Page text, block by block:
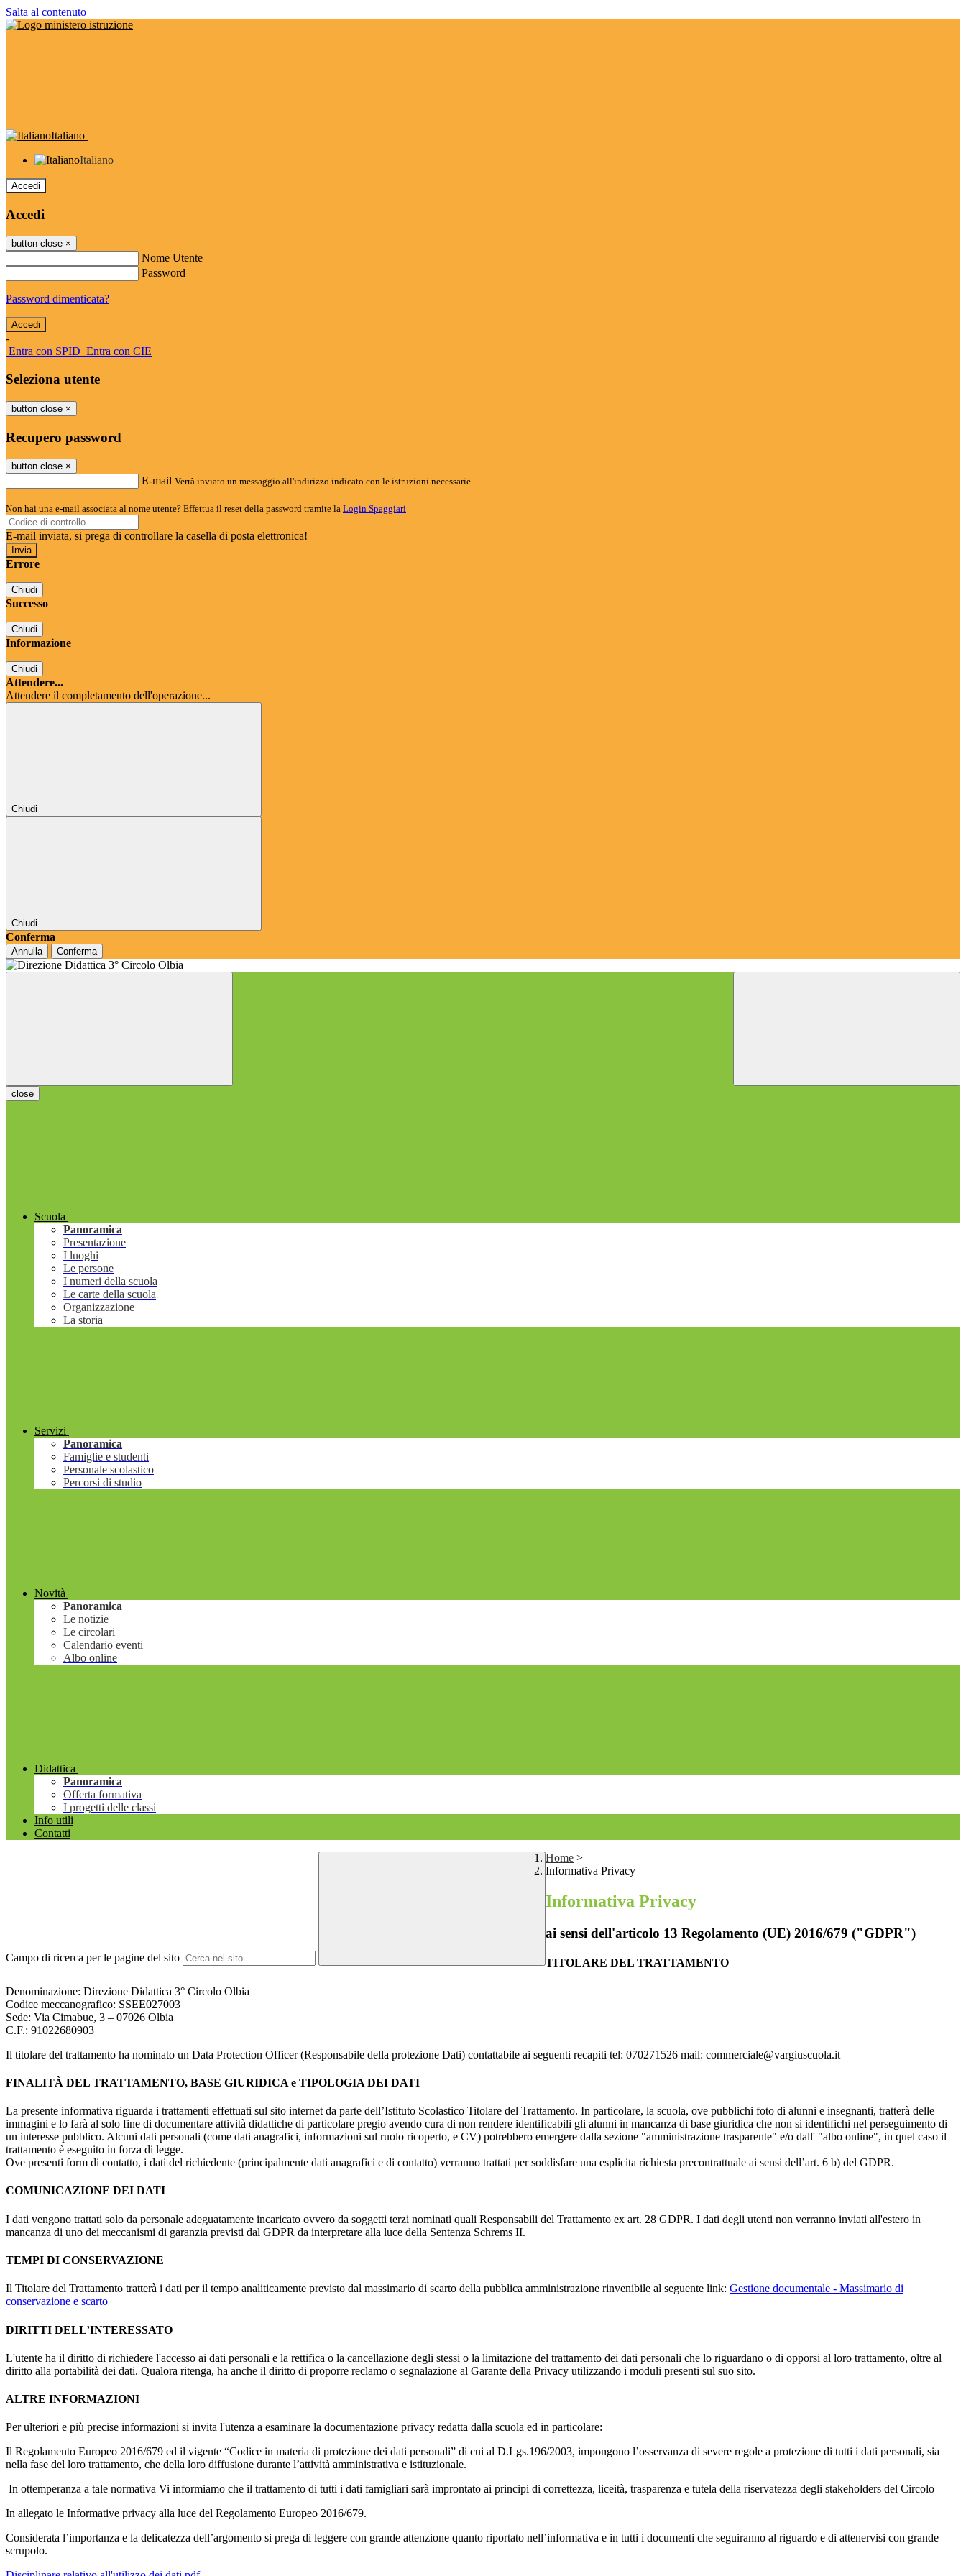
Salta al contenuto
Italiano
Italiano
Accedi
Accedi
button close ×
Nome Utente
Password
Password dimenticata?
-
Entra con SPID Entra con CIE
Seleziona utente
button close ×
Recupero password
button close ×
E-mail Verrà inviato un messaggio all'indirizzo indicato con le istruzioni necessarie.
Non hai una e-mail associata al nome utente? Effettua il reset della password tramite la Login Spaggiari
E-mail inviata, si prega di controllare la casella di posta elettronica!
Errore
Chiudi
Successo
Chiudi
Informazione
Chiudi
Attendere...
Attendere il completamento dell'operazione...
Chiudi
Chiudi
Conferma
Annulla Conferma
close
Scuola
Panoramica
Presentazione
I luoghi
Le persone
I numeri della scuola
Le carte della scuola
Organizzazione
La storia
Servizi
Panoramica
Famiglie e studenti
Personale scolastico
Percorsi di studio
Novità
Panoramica
Le notizie
Le circolari
Calendario eventi
Albo online
Didattica
Panoramica
Offerta formativa
I progetti delle classi
Info utili
Contatti
Campo di ricerca per le pagine del sito
Home >
Informativa Privacy
Informativa Privacy
ai sensi dell'articolo 13 Regolamento (UE) 2016/679 ("GDPR")
TITOLARE DEL TRATTAMENTO
Denominazione: Direzione Didattica 3° Circolo Olbia
Codice meccanografico: SSEE027003
Sede: Via Cimabue, 3 – 07026 Olbia
C.F.: 91022680903
Il titolare del trattamento ha nominato un Data Protection Officer (Responsabile della protezione Dati) contattabile ai seguenti recapiti tel: 070271526 mail: commerciale@vargiuscuola.it
FINALITÀ DEL TRATTAMENTO, BASE GIURIDICA e TIPOLOGIA DEI DATI
La presente informativa riguarda i trattamenti effettuati sul sito internet da parte dell’Istituto Scolastico Titolare del Trattamento. In particolare, la scuola, ove pubblichi foto di alunni e insegnanti, tratterà delle
immagini e lo farà al solo fine di documentare attività didattiche di particolare pregio avendo cura di non rendere identificabili gli alunni in mancanza di base giuridica che non si identifichi nel perseguimento di
un interesse pubblico. Alcuni dati personali (come dati anagrafici, informazioni sul ruolo ricoperto, e CV) potrebbero emergere dalla sezione "amministrazione trasparente" e/o dall' "albo online", in quel caso il
trattamento è eseguito in forza di legge.
Ove presenti form di contatto, i dati del richiedente (principalmente dati anagrafici e di contatto) verranno trattati per soddisfare una esplicita richiesta precontrattuale ai sensi dell’art. 6 b) del GDPR.
COMUNICAZIONE DEI DATI
I dati vengono trattati solo da personale adeguatamente incaricato ovvero da soggetti terzi nominati quali Responsabili del Trattamento ex art. 28 GDPR. I dati degli utenti non verranno inviati all'estero in
mancanza di uno dei meccanismi di garanzia previsti dal GDPR da interpretare alla luce della Sentenza Schrems II.
TEMPI DI CONSERVAZIONE
Il Titolare del Trattamento tratterà i dati per il tempo analiticamente previsto dal massimario di scarto della pubblica amministrazione rinvenibile al seguente link: Gestione documentale - Massimario di
conservazione e scarto
DIRITTI DELL’INTERESSATO
L'utente ha il diritto di richiedere l'accesso ai dati personali e la rettifica o la cancellazione degli stessi o la limitazione del trattamento dei dati personali che lo riguardano o di opporsi al loro trattamento, oltre al
diritto alla portabilità dei dati. Qualora ritenga, ha anche il diritto di proporre reclamo o segnalazione al Garante della Privacy utilizzando i moduli presenti sul suo sito.
ALTRE INFORMAZIONI
Per ulteriori e più precise informazioni si invita l'utenza a esaminare la documentazione privacy redatta dalla scuola ed in particolare:
Il Regolamento Europeo 2016/679 ed il vigente “Codice in materia di protezione dei dati personali” di cui al D.Lgs.196/2003, impongono l’osservanza di severe regole a protezione di tutti i dati personali, sia
nella fase del loro trattamento, che della loro diffusione durante l’attività amministrativa e istituzionale.
In ottemperanza a tale normativa Vi informiamo che il trattamento di tutti i dati famigliari sarà improntato ai principi di correttezza, liceità, trasparenza e tutela della riservatezza degli stakeholders del Circolo
In allegato le Informative privacy alla luce del Regolamento Europeo 2016/679.
Considerata l’importanza e la delicatezza dell’argomento si prega di leggere con grande attenzione quanto riportato nell’informativa e in tutti i documenti che seguiranno al riguardo e di attenervisi con grande
scrupolo.